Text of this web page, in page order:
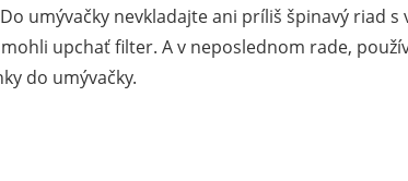
umývačky nevkladajte ani príliš špinavý riad s
upchať filter. A v neposlednom rade,
do umývačky.